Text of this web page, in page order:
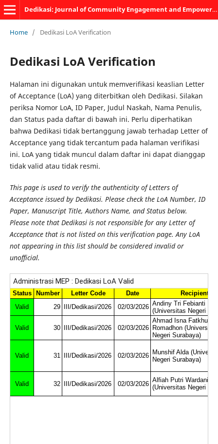
Dedikasi: Journal of Community Engagement and Empowerment
Home / Dedikasi LoA Verification
Dedikasi LoA Verification
Halaman ini digunakan untuk memverifikasi keaslian Letter
of Acceptance (LoA) yang diterbitkan oleh Dedikasi. Silakan
periksa Nomor LoA, ID Paper, Judul Naskah, Nama Penulis,
dan Status pada daftar di bawah ini. Perlu diperhatikan
bahwa Dedikasi tidak bertanggung jawab terhadap Letter of
Acceptance yang tidak tercantum pada halaman verifikasi
ini. LoA yang tidak muncul dalam daftar ini dapat dianggap
tidak valid atau tidak resmi.
This page is used to verify the authenticity of Letters of
Acceptance issued by Dedikasi. Please check the LoA Number, ID
Paper, Manuscript Title, Authors Name, and Status below.
Please note that Dedikasi is not responsible for any Letter of
Acceptance that is not listed on this verification page. Any LoA
not appearing in this list should be considered invalid or
unofficial.